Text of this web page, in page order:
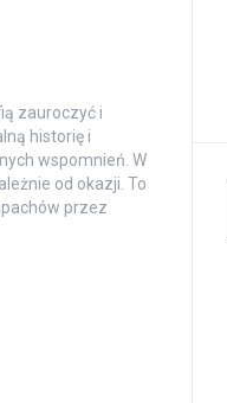
zauroczyć i
historię i
wspomnień. W
od okazji. To
przez